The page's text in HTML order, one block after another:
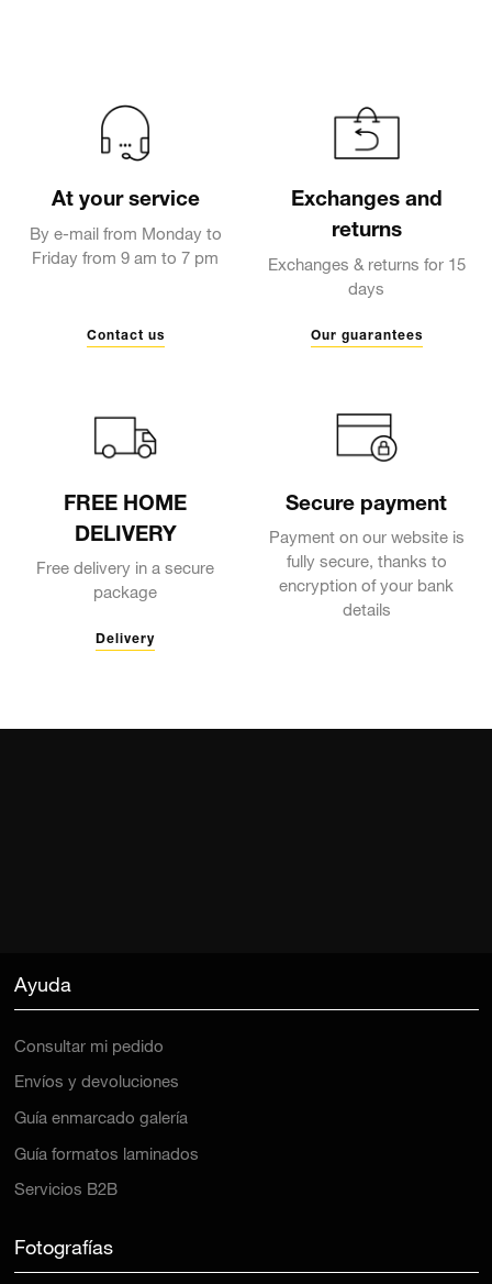
By e-mail from Monday to
Friday from 9 am to 7 pm
returns
Exchanges & returns for 15
days
DELIVERY
Free delivery in a secure
package
Payment on our website is
fully secure, thanks to
encryption of your bank
details
Envíos y devoluciones
Guía enmarcado galería
Guía formatos laminados
Servicios B2B